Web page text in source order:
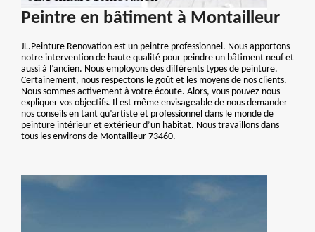
Peintre en bâtiment à Montailleur
JL.Peinture Renovation est un peintre professionnel. Nous apportons
notre intervention de haute qualité pour peindre un bâtiment neuf et
aussi à l’ancien. Nous employons des différents types de peinture.
Certainement, nous respectons le goût et les moyens de nos clients.
Nous sommes activement à votre écoute. Alors, vous pouvez nous
expliquer vos objectifs. Il est même envisageable de nous demander
nos conseils en tant qu’artiste et professionnel dans le monde de
peinture intérieur et extérieur d’un habitat. Nous travaillons dans
tous les environs de Montailleur 73460.